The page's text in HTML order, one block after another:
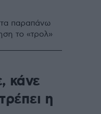
παραπάνω
το «τρολ»
κάνε
η